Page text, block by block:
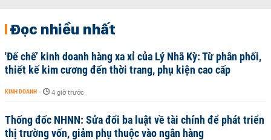
Đọc nhiều nhất
'Đế chế’ kinh doanh hàng xa xỉ của Lý Nhã Kỳ: Từ phân phối,
thiết kế kim cương đến thời trang, phụ kiện cao cấp
KINH DOANH - 4 giờ trước
Thống đốc NHNN: Sửa đổi ba luật về tài chính để phát triển
thị trường vốn, giảm phụ thuộc vào ngân hàng